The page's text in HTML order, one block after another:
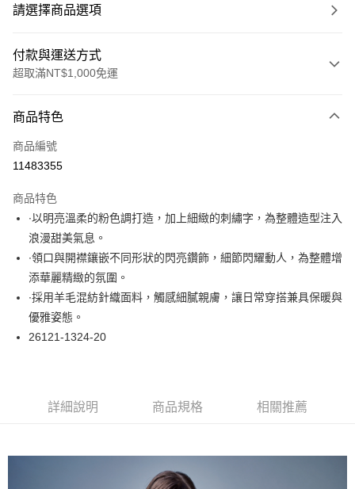
請選擇商品選項
付款與運送方式
超取滿NT$1,000免運
信用卡一次付款
超商取貨付款
Apple Pay
悠遊付
大哥付你分期
相關說明
【大哥付你分期使用說明】
1.本服務由台灣大哥大提供，台灣大哥大用戶可立即使用無須另外申請。
2.付款方式選擇「大哥付你分期」，訂單成立後會自動跳轉到大哥付的交易
消。如遇「轉專審核」未通過狀況，表示未達大哥付你分期系統評分，恕無
2.透過簡訊連結打開帳單後，可選擇「超商條碼／台灣大直營門市／銀行轉
ATM付款
每筆NT$60，滿NT$1,000(含以上)免運費
每筆NT$60，滿NT$1,000(含以上)免運費
商品特色
商品編號
11483355
商品特色
∙以明亮溫柔的粉色調打造，加上細緻的刺繡字，為整體造型注入
浪漫甜美氣息。
∙領口與開襟鑲嵌不同形狀的閃亮鑽飾，細節閃耀動人，為整體增
添華麗精緻的氛圍。
∙採用羊毛混紡針織面料，觸感細膩親膚，讓日常穿搭兼具保暖與
優雅姿態。
26121-1324-20
詳細說明 商品規格 相關推薦